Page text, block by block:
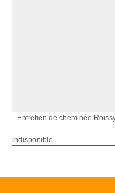
Entretien de cheminée
indisponible